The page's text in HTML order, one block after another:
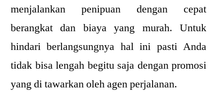
menjalankan penipuan dengan cepat
berangkat dan biaya yang murah. Untuk
hindari berlangsungnya hal ini pasti Anda
tidak bisa lengah begitu saja dengan promosi
yang di tawarkan oleh agen perjalanan.